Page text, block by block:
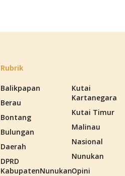
Rubrik
Balikpapan
Berau
Bontang
Bulungan
Daerah
DPRD
KabupatenNunukan
Kutai
Kartanegara
Kutai Timur
Malinau
Nasional
Nunukan
Opini